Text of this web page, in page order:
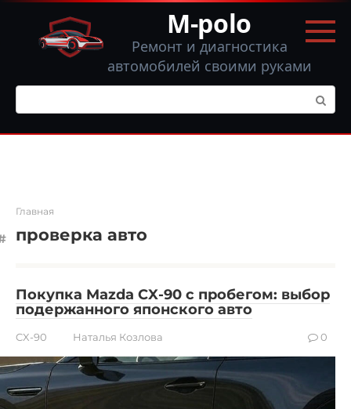
Перейти
контенту
M-polo
Ремонт и диагностика
автомобилей своими руками
Поиск:
Главная
проверка авто
Покупка Mazda CX-90 с пробегом: выбор
подержанного японского авто
CX-90 Наталья Козлова 0